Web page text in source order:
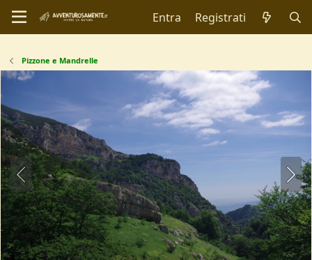
Entra Registrati
Pizzone e Mandrelle